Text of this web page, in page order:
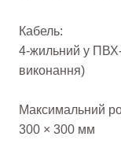
Кабель:
4-жильний у ПВХ-
виконання)
Максимальний
300 × 300 мм